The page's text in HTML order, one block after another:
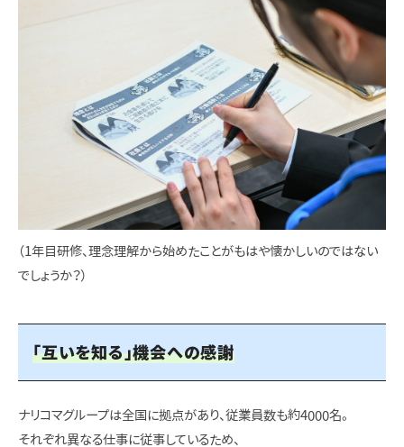
（1年目研修、理念理解から始めたことがもはや懐かしいのではない
でしょうか？）
「互いを知る」機会への感謝
ナリコマグループは全国に拠点があり、従業員数も約4000名。
それぞれ異なる仕事に従事しているため、